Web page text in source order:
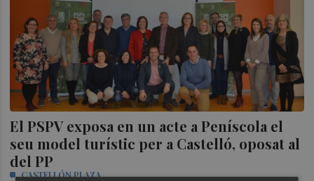
El PSPV exposa en un acte a Peníscola el
seu model turístic per a Castelló, oposat al
del PP
CASTELLÓN PLAZA